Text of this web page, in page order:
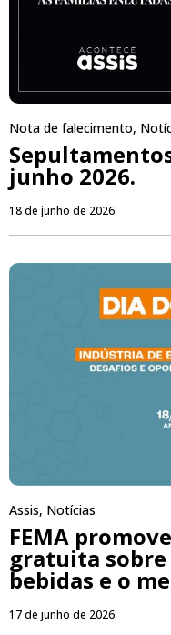
Nota de falecimento,
junho 2026.
18 de junho de 2026
Assis, Notícias
FEMA
gratuita
bebidas e o
17 de junho de 2026